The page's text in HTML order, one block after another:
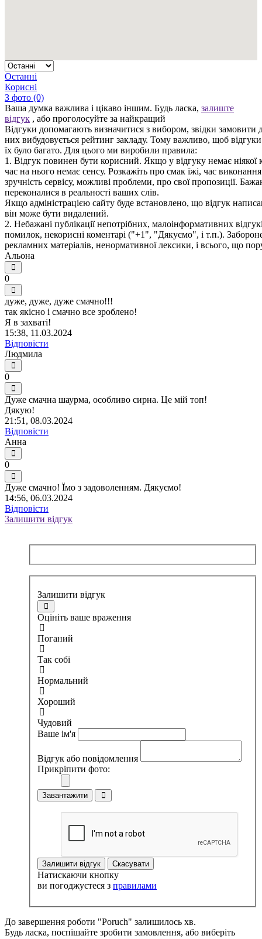
Останні
Корисні
З фото (0)
Ваша думка важлива і цікаво іншим. Будь ласка, залиште
відгук , або проголосуйте за найкращий
Відгуки допомагають визначитися з вибором, звідки замовити
них вибудовується рейтинг закладу. Тому важливо, щоб
їх було багато. Для цього ми виробили правила:
1. Відгук повинен бути корисний. Якщо у відгуку немає ніякої
час на нього немає сенсу. Розкажіть про смак їжі, час
зручність сервісу, можливі проблеми, про свої пропозиції.
переконалися в реальності ваших слів.
Якщо адміністрацією сайту буде встановлено, що відгук
він може бути видалений.
2. Небажані публікації непотрібних, малоінформативних
помилок, некорисні коментарі ("+1", "Дякуємо", і т.п.).
рекламних матеріалів, ненормативної лексики, і всього, що
Альона
0
дуже, дуже, дуже смачно!!!
так якісно і смачно все зроблено!
Я в захваті!
15:38, 11.03.2024
Відповісти
Людмила
0
Дуже смачна шаурма, особливо сирна. Це мій топ!
Дякую!
21:51, 08.03.2024
Відповісти
Анна
0
Дуже смачно! Їмо з задоволенням. Дякуємо!
14:56, 06.03.2024
Відповісти
Залишити відгук
Залишити відгук
Оцініть ваше враження
Поганий
Так собі
Нормальний
Хороший
Чудовий
Ваше ім'я
Відгук або повідомлення
Прикріпити фото:
Завантажити
Залишити відгук Скасувати
Натискаючи кнопку
ви погоджуєтеся з правилами
До завершення роботи "Poruch" залишилось хв.
Будь ласка, поспішайте зробити замовлення, або виберіть